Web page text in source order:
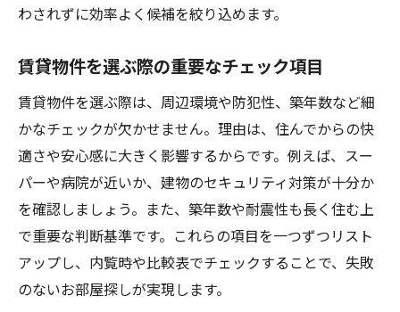
わされずに効率よく候補を絞り込めます。
賃貸物件を選ぶ際の重要なチェック項目
賃貸物件を選ぶ際は、周辺環境や防犯性、築年数など細
かなチェックが欠かせません。理由は、住んでからの快
適さや安心感に大きく影響するからです。例えば、スー
パーや病院が近いか、建物のセキュリティ対策が十分か
を確認しましょう。また、築年数や耐震性も長く住む上
で重要な判断基準です。これらの項目を一つずつリスト
アップし、内覧時や比較表でチェックすることで、失敗
のないお部屋探しが実現します。